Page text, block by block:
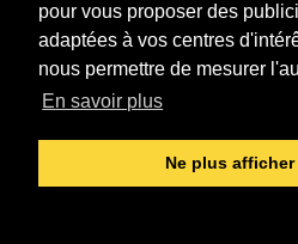
pour vous proposer des
adaptées à vos centres
nous permettre de mesurer
En savoir plus
Ne plus afficher
Association "Parler d'sa vie" ©